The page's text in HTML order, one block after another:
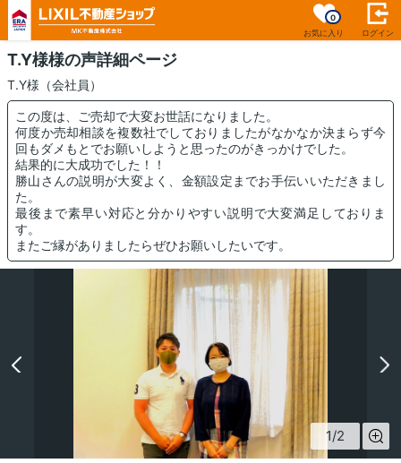
お気に入り
0
ログイン
T.Y様様の声詳細ページ
T.Y様（会社員）
この度は、ご売却で大変お世話になりました。
何度か売却相談を複数社でしておりましたがなかなか決まらず今
回もダメもとでお願いしようと思ったのがきっかけでした。
結果的に大成功でした！！
勝山さんの説明が大変よく、金額設定までお手伝いいただきまし
た。
最後まで素早い対応と分かりやすい説明で大変満足しておりま
す。
またご縁がありましたらぜひお願いしたいです。
1/2